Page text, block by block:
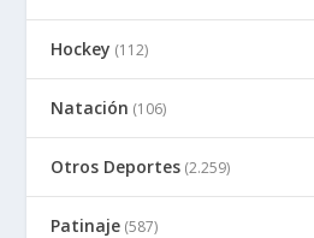
Hockey (112)
Natación (106)
Otros Deportes (2.259)
Patinaje (587)